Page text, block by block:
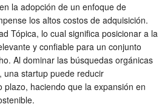
la adopción de un enfoque de
los altos costos de adquisición.
Tópica, lo cual significa posicionar a la
y confiable para un conjunto
Al dominar las búsquedas orgánicas
una startup puede reducir
plazo, haciendo que la expansión en